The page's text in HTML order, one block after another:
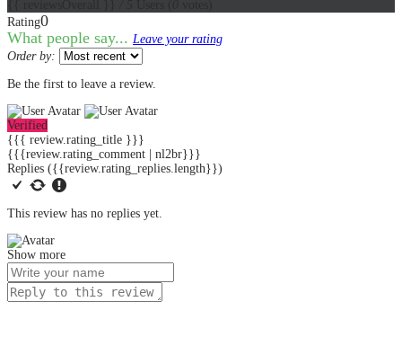
Rating0
What people say... Leave your rating
Order by:
Be the first to leave a review.
Verified
{{{ review.rating_title }}}
{{{review.rating_comment | nl2br}}}
Replies ({{review.rating_replies.length}})
This review has no replies yet.
Show more